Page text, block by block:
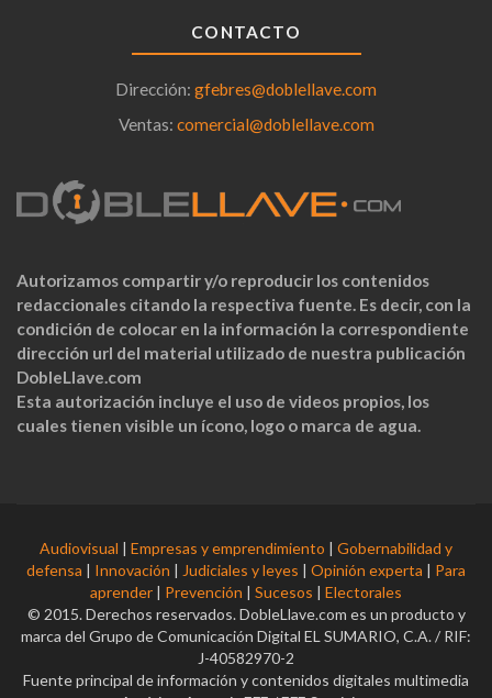
CONTACTO
Dirección: gfebres@doblellave.com
Ventas: comercial@doblellave.com
Autorizamos compartir y/o reproducir los contenidos
redaccionales citando la respectiva fuente. Es decir, con la
condición de colocar en la información la correspondiente
dirección url del material utilizado de nuestra publicación
DobleLlave.com
Esta autorización incluye el uso de videos propios, los
cuales tienen visible un ícono, logo o marca de agua.
Audiovisual | Empresas y emprendimiento | Gobernabilidad y
defensa | Innovación | Judiciales y leyes | Opinión experta | Para
aprender | Prevención | Sucesos | Electorales
© 2015. Derechos reservados. DobleLlave.com es un producto y
marca del Grupo de Comunicación Digital EL SUMARIO, C.A. / RIF:
J-40582970-2
Fuente principal de información y contenidos digitales multimedia